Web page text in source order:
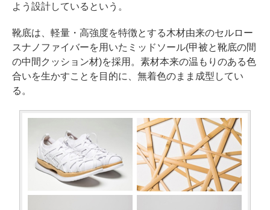
よう設計しているという。
靴底は、軽量・高強度を特徴とする木材由来のセルロー
スナノファイバーを用いたミッドソール(甲被と靴底の間
の中間クッション材)を採用。素材本来の温もりのある色
合いを生かすことを目的に、無着色のまま成型してい
る。